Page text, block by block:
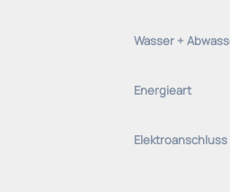
Wasser +
Energieart
Elektroanschluss